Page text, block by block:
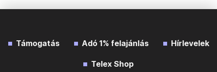
Támogatás Adó 1% felajánlás Hírlevelek
Telex Shop